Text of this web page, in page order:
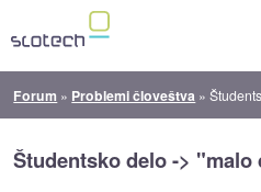
Forum » Problemi človeštva »
Študentsko delo -> "malo